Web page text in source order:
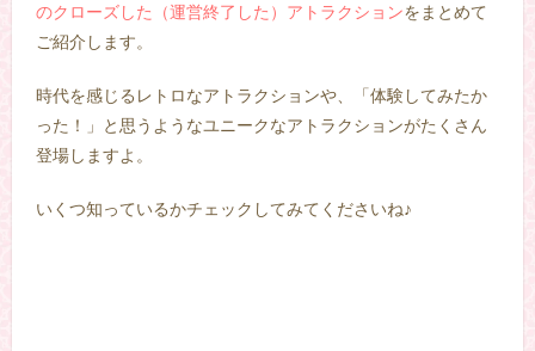
のクローズした（運営終了した）アトラクションをまとめて
ご紹介します。
時代を感じるレトロなアトラクションや、「体験してみたか
った！」と思うようなユニークなアトラクションがたくさん
登場しますよ。
いくつ知っているかチェックしてみてくださいね♪